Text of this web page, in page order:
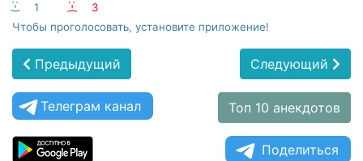
:-) 1 :-(
3
Чтобы проголосовать, установите приложение!
Предыдущий Следующий
Телеграм канал Топ 10 анекдотов
Поделиться